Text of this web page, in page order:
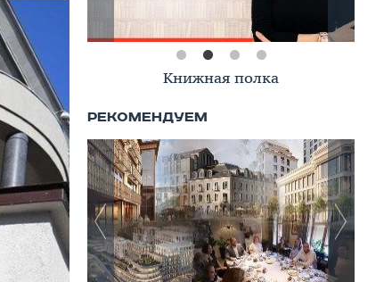
Книжная полка